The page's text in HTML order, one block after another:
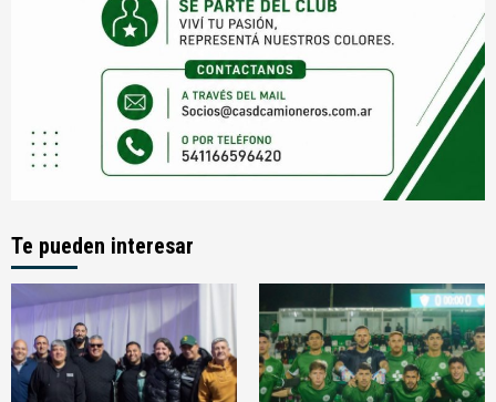
Te pueden interesar